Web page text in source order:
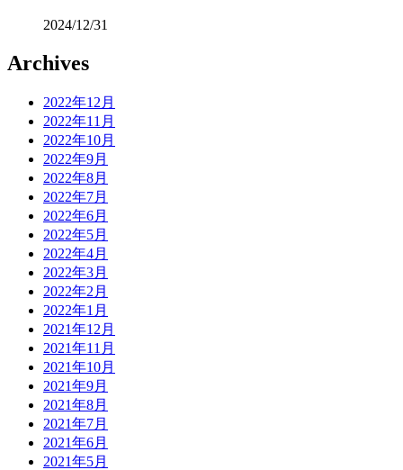
2024/12/31
Archives
2022年12月
2022年11月
2022年10月
2022年9月
2022年8月
2022年7月
2022年6月
2022年5月
2022年4月
2022年3月
2022年2月
2022年1月
2021年12月
2021年11月
2021年10月
2021年9月
2021年8月
2021年7月
2021年6月
2021年5月